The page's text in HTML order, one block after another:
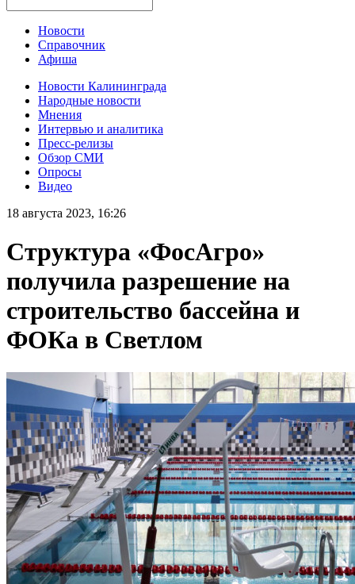
Новости
Справочник
Афиша
Новости Калининграда
Народные новости
Мнения
Интервью и аналитика
Пресс-релизы
Обзор СМИ
Опросы
Видео
18 августа 2023, 16:26
Структура «ФосАгро»
получила разрешение на
строительство бассейна и
ФОКа в Светлом